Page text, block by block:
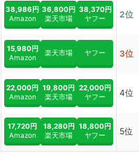
38,986円
Amazon
36,800円
楽天市場
38,370円
ヤフー
2位
15,980円
Amazon
楽天市場 ヤフー 3位
22,000円
Amazon
19,800円
楽天市場
22,000円
ヤフー
4位
17,720円
Amazon
18,280円
楽天市場
18,800円
ヤフー
5位